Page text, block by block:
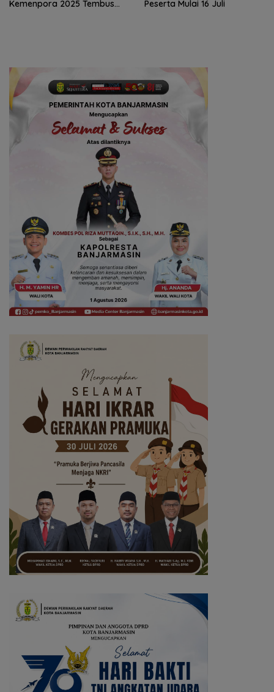
Kemenpora 2025 Tembus
Peserta Mulai 16 Juli